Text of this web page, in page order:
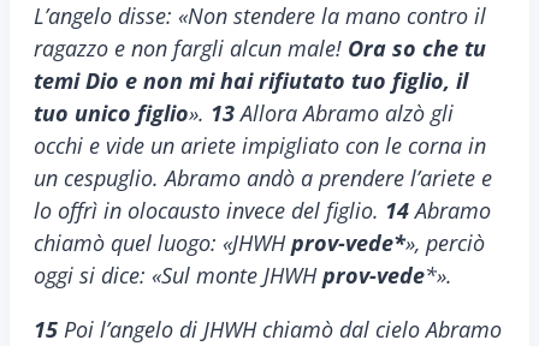
L’angelo disse: «Non stendere la mano contro il
ragazzo e non fargli alcun male! Ora so che tu
temi Dio e non mi hai rifiutato tuo figlio, il
tuo unico figlio». 13Allora Abramo alzò gli
occhi e vide un ariete impigliato con le corna in
un cespuglio. Abramo andò a prendere l’ariete e
lo offrì in olocausto invece del figlio. 14Abramo
chiamò quel luogo: «JHWHprov-vede*», perciò
oggi si dice: «Sul monte JHWHprov-vede*».
15 Poi l’angelo di JHWH chiamò dal cielo Abramo